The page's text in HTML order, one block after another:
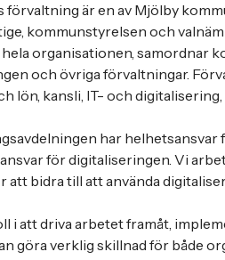
förvaltning är en av Mjölby
kommunstyrelsen och
organisationen, samordnar
och övriga förvaltningar.
lön, kansli, IT- och
har
för digitaliseringen. Vi
att bidra till att använda
i att driva arbetet framåt,
göra verklig skillnad för både